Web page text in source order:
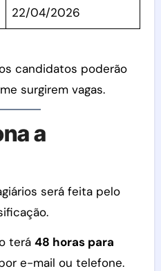
22/04/2026
candidatos poderão
surgirem vagas.
a
será feita pelo
terá 48 horas para
e-mail ou telefone.